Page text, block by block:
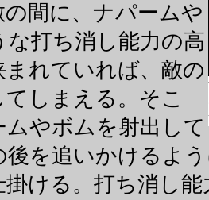
間に、ナパームや
な打ち消し能力の高
まれていれば、敵の
てしまえる。そこ
ムやボムを射出して
後を追いかけるよ
掛ける。打ち消し